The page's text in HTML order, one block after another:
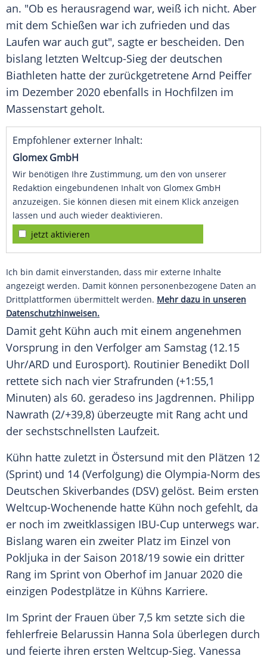
an. "Ob es herausragend war, weiß ich nicht. Aber
mit dem Schießen war ich zufrieden und das
Laufen war auch gut", sagte er bescheiden. Den
bislang letzten Weltcup-Sieg der deutschen
Biathleten hatte der zurückgetretene Arnd Peiffer
im Dezember 2020 ebenfalls in Hochfilzen im
Massenstart geholt.
Empfohlener externer Inhalt:
Glomex GmbH
Wir benötigen Ihre Zustimmung, um den von unserer
Redaktion eingebundenen Inhalt von Glomex GmbH
anzuzeigen. Sie können diesen mit einem Klick anzeigen
lassen und auch wieder deaktivieren.
jetzt aktivieren
Ich bin damit einverstanden, dass mir externe Inhalte
angezeigt werden. Damit können personenbezogene Daten an
Drittplattformen übermittelt werden. Mehr dazu in unseren
Datenschutzhinweisen.
Damit geht Kühn auch mit einem angenehmen
Vorsprung in den Verfolger am Samstag (12.15
Uhr/ARD und Eurosport). Routinier Benedikt Doll
rettete sich nach vier Strafrunden (+1:55,1
Minuten) als 60. geradeso ins Jagdrennen. Philipp
Nawrath (2/+39,8) überzeugte mit Rang acht und
der sechstschnellsten Laufzeit.
Kühn hatte zuletzt in Östersund mit den Plätzen 12
(Sprint) und 14 (Verfolgung) die Olympia-Norm des
Deutschen Skiverbandes (DSV) gelöst. Beim ersten
Weltcup-Wochenende hatte Kühn noch gefehlt, da
er noch im zweitklassigen IBU-Cup unterwegs war.
Bislang waren ein zweiter Platz im Einzel von
Pokljuka in der Saison 2018/19 sowie ein dritter
Rang im Sprint von Oberhof im Januar 2020 die
einzigen Podestplätze in Kühns Karriere.
Im Sprint der Frauen über 7,5 km setzte sich die
fehlerfreie Belarussin Hanna Sola überlegen durch
und feierte ihren ersten Weltcup-Sieg. Vanessa